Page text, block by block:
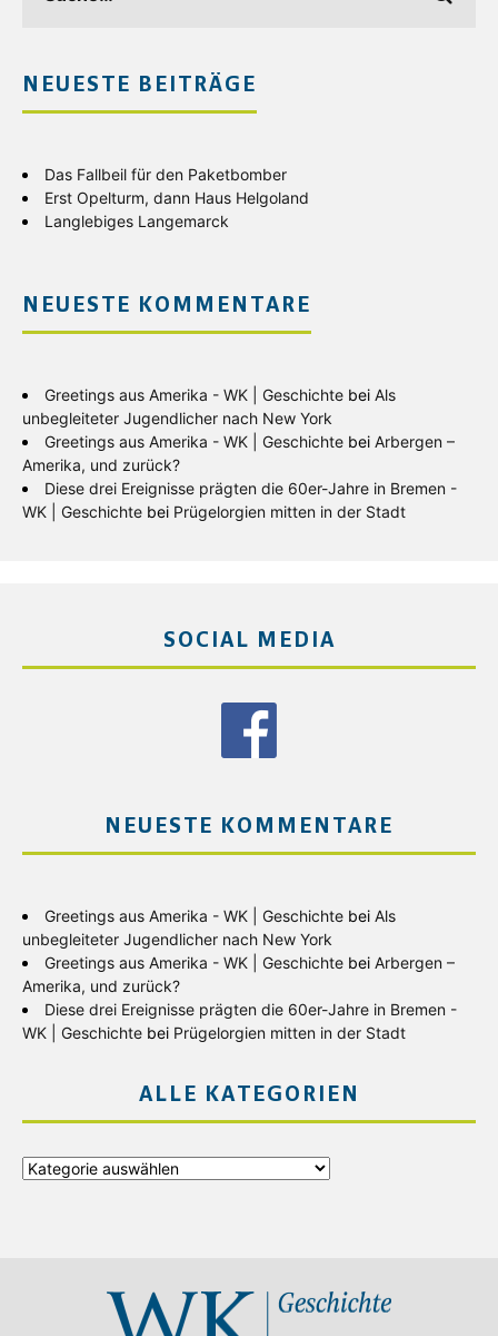
NEUESTE BEITRÄGE
Das Fallbeil für den Paketbomber
Erst Opelturm, dann Haus Helgoland
Langlebiges Langemarck
NEUESTE KOMMENTARE
Greetings aus Amerika - WK | Geschichte bei Als
unbegleiteter Jugendlicher nach New York
Greetings aus Amerika - WK | Geschichte bei Arbergen –
Amerika, und zurück?
Diese drei Ereignisse prägten die 60er-Jahre in Bremen -
WK | Geschichte bei Prügelorgien mitten in der Stadt
SOCIAL MEDIA
NEUESTE KOMMENTARE
Greetings aus Amerika - WK | Geschichte bei Als
unbegleiteter Jugendlicher nach New York
Greetings aus Amerika - WK | Geschichte bei Arbergen –
Amerika, und zurück?
Diese drei Ereignisse prägten die 60er-Jahre in Bremen -
WK | Geschichte bei Prügelorgien mitten in der Stadt
ALLE KATEGORIEN
Alle